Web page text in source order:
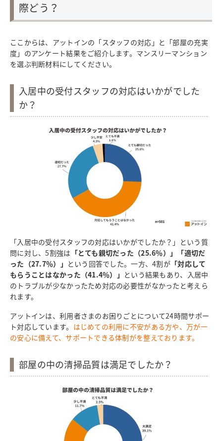
際どう？
ここからは、アットインの「スタッフの対応」と「部屋の充実
度」のアンケート結果をご紹介します。マンスリーマンション
を選ぶ判断材料にしてください。
入居中の受付スタッフの対応はいかがでした
か？
「入居中の受付スタッフの対応はいかがでしたか？」という質
問に対し、5割強は 「とても親切だった（25.6％）」「適切だ
った（27.7％）」 という回答でした。一方、4割が 「対応して
もらうことはなかった（41.4％）」 という結果もあり、入居中
のトラブルが少なかったため対応の必要性がなかったと考えら
れます。
アットインは、利用者さまのお困りごとについて24時間サポー
ト対応しています。 はじめての利用に不安がある方や、万が一
の安心に備えて、サポートできる体制がを整えております。
部屋の中の清掃品質は満足でしたか？